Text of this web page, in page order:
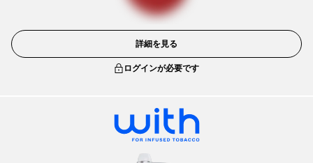
詳細を見る
ログインが必要です